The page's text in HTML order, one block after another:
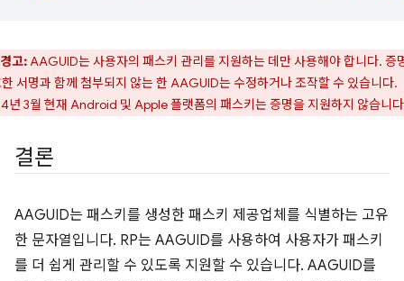
경고:AAGUID는 사용자의 패스키 관리를 지원하는 데만 사용해야 합니다. 증
서명과 함께 첨부되지 않는 한 AAGUID는 수정하거나 조작할 수 있습니다.
년 3월 현재 Android 및 Apple 플랫폼의 패스키는 증명을 지원하지 않습니
결론
AAGUID는 패스키를 생성한 패스키 제공업체를 식별하는 고유
한 문자열입니다. RP는 AAGUID를 사용하여 사용자가 패스키
를 더 쉽게 관리할 수 있도록 지원할 수 있습니다. AAGUID를